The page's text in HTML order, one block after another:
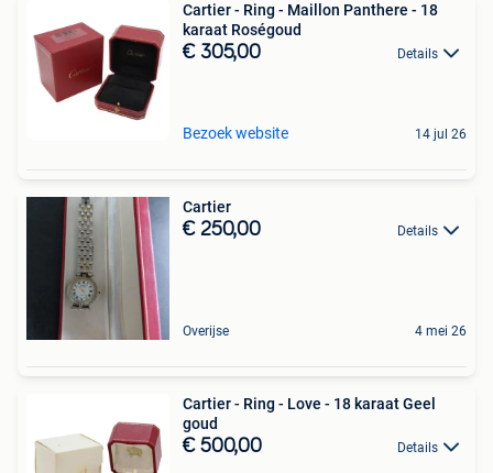
Cartier - Ring - Maillon Panthere - 18
karaat Roségoud
€ 305,00 Details
Bezoek website 14 jul 26
Cartier
€ 250,00 Details
Overijse 4 mei 26
Cartier - Ring - Love - 18 karaat Geel
goud
€ 500,00 Details